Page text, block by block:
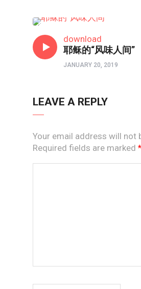
download
耶稣的“风味人间”
JANUARY 20, 2019
LEAVE A REPLY
Your email address will not
Required fields are marked *